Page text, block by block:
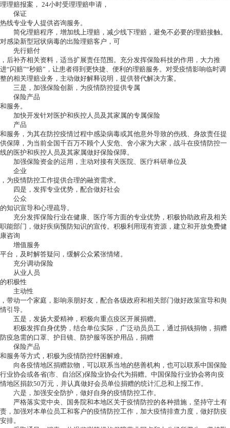
理理赔报案， 24小时受理理赔申请，
保证
热线专业专人提供咨询服务。
简化理赔程序，增加线上理赔，减少线下理赔，避免不必要的理赔接触。
对感染新型冠状病毒的出险理赔客户，可
先行赔付
，后补齐相关资料，适当扩展责任范围。充分发挥保险科技的作用，大力推
进“闪赔”“秒赔”，让患者得到更快捷、便利的理赔服务。对受疫情影响临时调
整的相关理赔业务，主动做好解释说明，提供替代解决方案。
三是，加强保险创新，为疫情防控提供专属
保险产品
和服务。
加快开发针对医护和疾控人员及其家属的专属保险
产品
和服务，为其在防控疫情过程中感染病毒或其他意外导致的伤残、身故责任提
供保障，为当前全国千百万不顾个人安危、舍小家为大家，战斗在疫情防控一
线的医护和疾控人员及其家属做好保险保障。
加强保险资金的运用，主动对接有关医院、医疗科研单位及
企业
，为疫情防控工作提供合理的融资需求。
四是，发挥专业优势，配合做好社会
公众
的知识宣导和心理疏导。
充分发挥保险行业在健康、医疗等方面的专业优势，积极协助政府及相关
职能部门，做好疾病预防知识的宣传。积极利用现有资源，建立和开放免费健
康咨询
增值服务
平台，及时解答疑问，缓解公众紧张情绪。
充分调动保险
从业人员
的积极性
主动性
，带动一个家庭，影响亲朋好友，配合各级政府和相关部门做好政策宣导和舆
情引导。
五是，发扬大爱精神，积极向重点疫区开展捐赠。
积极发挥自身优势，结合单位实际，广泛动员员工，通过捐钱捐物，捐赠
防疫急需的口罩、护目镜、防护服等医护用品，捐赠
保险产品
和服务等方式，积极为疫情防控纾困解难。
向各疫情地区捐赠款物，可以联系当地的慈善机构，也可以联系中国保险
行业协会或各省(市、自治区)保险业协会代为捐赠。中国保险行业协会将向疫
情地区捐款50万元，并认真做好会员单位捐赠的统计汇总和上报工作。
六是，加强安全防护，做好自身的疫情防控工作。
严格落实党中央、国务院和本地区关于疫情防控的各种措施，坚持守土有
责，加强对本单位员工和客户的疫情防控工作，加大疫情排查力度，做好防疫
安排。